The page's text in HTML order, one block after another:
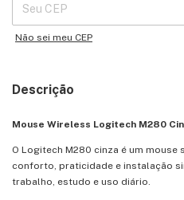
Não sei meu CEP
Descrição
Mouse Wireless Logitech M280
O Logitech M280 cinza é um
conforto, praticidade e instalação
trabalho, estudo e uso diário.